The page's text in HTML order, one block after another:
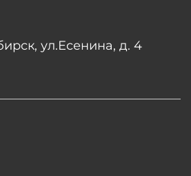
ул.Есенина, д. 4